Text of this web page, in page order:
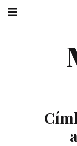
Skip
navigation